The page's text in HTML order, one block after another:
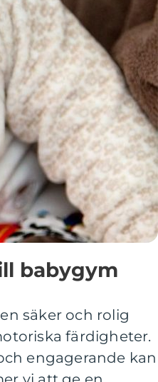
babygym
säker och rolig
färdigheter.
engagerande kan